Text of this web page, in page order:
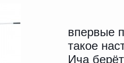
впервые
такое
Ича